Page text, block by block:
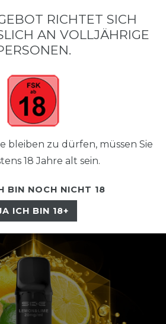
☰
RICHTET SICH
AN VOLLJÄHRIGE P
bleiben zu dürfen, müssen Sie
18 Jahre alt sein.
BIN NOCH NICHT 18
ICH BIN 18+